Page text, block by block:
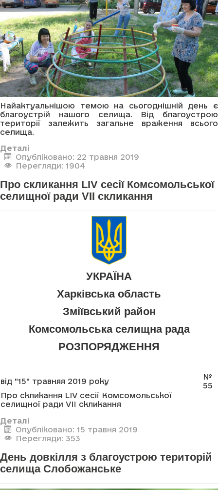
Найактуальнішою темою на сьогоднішній день є
благоустрій нашого селища. Від благоустрою
території залежить загальне враження всього
селища.
Деталі
Опубліковано: 22 травня 2019
Перегляди: 1904
Про скликання LIV сесії Комсомольської
селищної ради VII скликання
УКРАЇНА
Харківська область
Зміївський район
Комсомольська селищна рада
РОЗПОРЯДЖЕННЯ
від "15" травняя 2019 року
№
55
Про скликання LIV сесії Комсомольської
селищної ради VII скликання
Деталі
Опубліковано: 15 травня 2019
Перегляди: 353
День довкілля з благоустрою територій
селища Слобожанське